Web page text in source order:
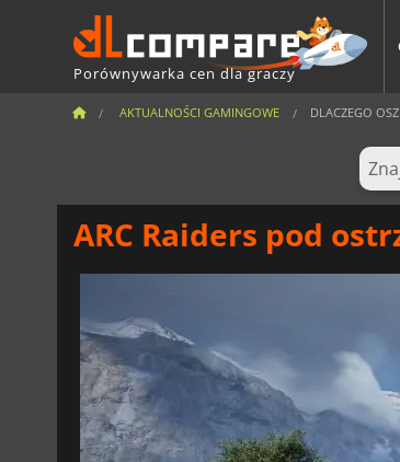
Porównywarka cen dla graczy
AKTUALNOŚCI GAMINGOWE DLACZEGO
ARC Raiders pod